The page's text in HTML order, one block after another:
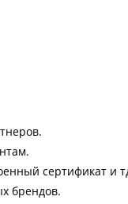
сертификат и
брендов.